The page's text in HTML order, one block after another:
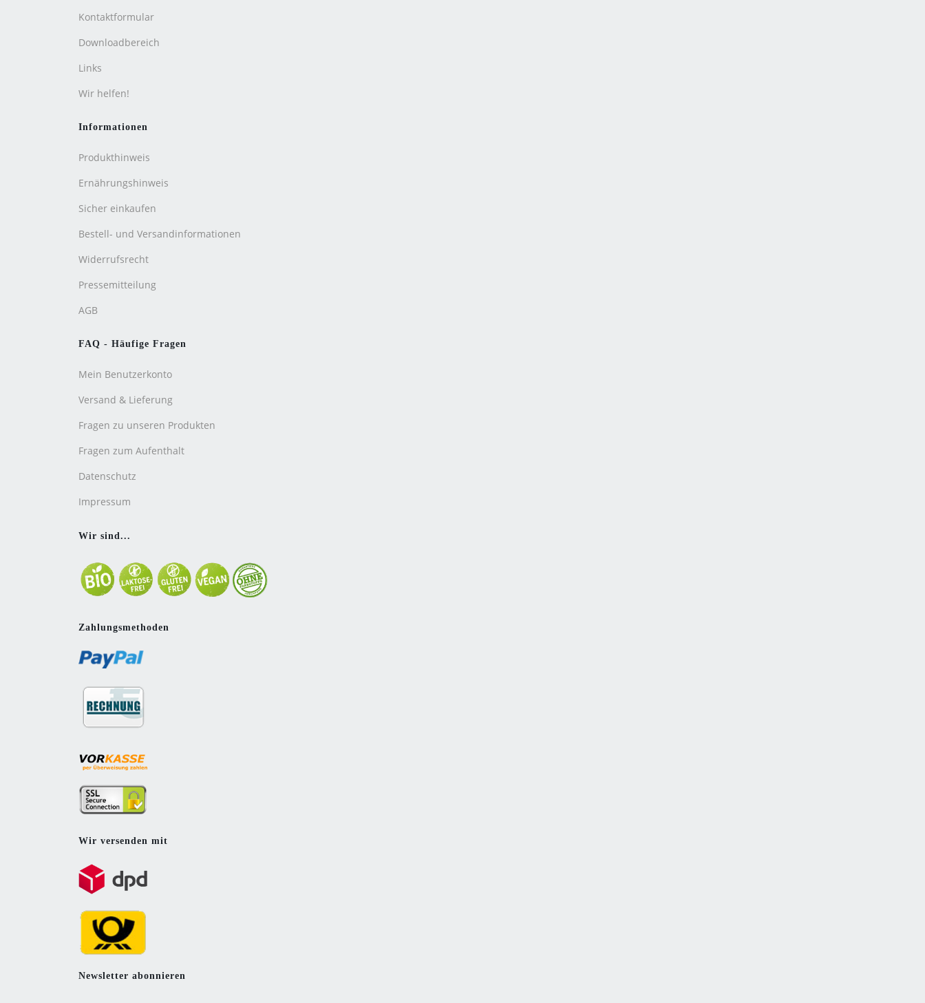
Kontaktformular
Downloadbereich
Links
Wir helfen!
Informationen
Produkthinweis
Ernährungshinweis
Sicher einkaufen
Bestell- und Versandinformationen
Widerrufsrecht
Pressemitteilung
AGB
FAQ - Häufige Fragen
Mein Benutzerkonto
Versand & Lieferung
Fragen zu unseren Produkten
Fragen zum Aufenthalt
Datenschutz
Impressum
Wir sind...
Zahlungsmethoden
Wir versenden mit
Newsletter abonnieren